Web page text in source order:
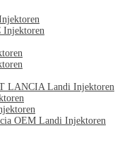
Injektoren
LANCIA Landi Injektoren
OEM Landi Injektoren